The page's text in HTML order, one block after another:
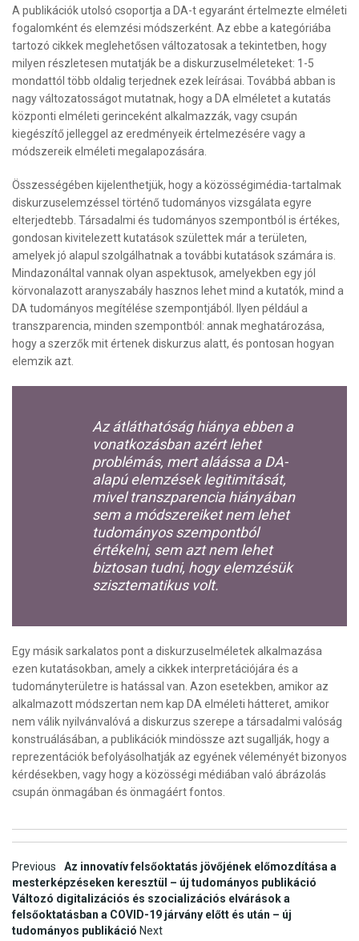
A publikációk utolsó csoportja a DA-t egyaránt értelmezte elméleti
fogalomként és elemzési módszerként. Az ebbe a kategóriába
tartozó cikkek meglehetősen változatosak a tekintetben, hogy
milyen részletesen mutatják be a diskurzuselméleteket: 1-5
mondattól több oldalig terjednek ezek leírásai. Továbbá abban is
nagy változatosságot mutatnak, hogy a DA elméletet a kutatás
központi elméleti gerinceként alkalmazzák, vagy csupán
kiegészítő jelleggel az eredményeik értelmezésére vagy a
módszereik elméleti megalapozására.
Összességében kijelenthetjük, hogy a közösségimédia-tartalmak
diskurzuselemzéssel történő tudományos vizsgálata egyre
elterjedtebb. Társadalmi és tudományos szempontból is értékes,
gondosan kivitelezett kutatások születtek már a területen,
amelyek jó alapul szolgálhatnak a további kutatások számára is.
Mindazonáltal vannak olyan aspektusok, amelyekben egy jól
körvonalazott aranyszabály hasznos lehet mind a kutatók, mind a
DA tudományos megítélése szempontjából. Ilyen például a
transzparencia, minden szempontból: annak meghatározása,
hogy a szerzők mit értenek diskurzus alatt, és pontosan hogyan
elemzik azt.
Az átláthatóság hiánya ebben a
vonatkozásban azért lehet
problémás, mert aláássa a DA-
alapú elemzések legitimitását,
mivel transzparencia hiányában
sem a módszereiket nem lehet
tudományos szempontból
értékelni, sem azt nem lehet
biztosan tudni, hogy elemzésük
szisztematikus volt.
Egy másik sarkalatos pont a diskurzuselméletek alkalmazása
ezen kutatásokban, amely a cikkek interpretációjára és a
tudományterületre is hatással van. Azon esetekben, amikor az
alkalmazott módszertan nem kap DA elméleti hátteret, amikor
nem válik nyilvánvalóvá a diskurzus szerepe a társadalmi valóság
konstruálásában, a publikációk mindössze azt sugallják, hogy a
reprezentációk befolyásolhatják az egyének véleményét bizonyos
kérdésekben, vagy hogy a közösségi médiában való ábrázolás
csupán önmagában és önmagáért fontos.
Post
navigation
Previous
Az innovatív felsőoktatás jövőjének előmozdítása a
mesterképzéseken keresztül – új tudományos publikáció
Változó digitalizációs és szocializációs elvárások a
felsőoktatásban a COVID-19 járvány előtt és után – új
tudományos publikáció Next